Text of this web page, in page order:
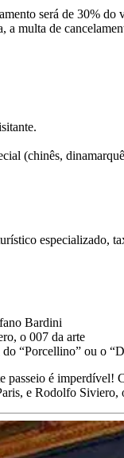
será de 30% do
a multa de
(chinês,
especializado,
Bardini
o 007 da arte
“Porcellino” ou o
passeio é
e Rodolfo Siviero,